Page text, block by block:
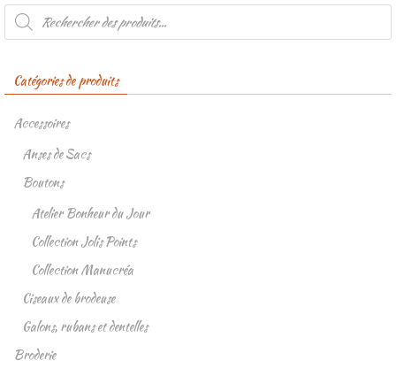
Recherche
produits
Catégories de produits
Accessoires
Anses de Sacs
Boutons
Atelier Bonheur du Jour
Collection Jolis Points
Collection Manucréa
Ciseaux de brodeuse
Galons, rubans et dentelles
Broderie